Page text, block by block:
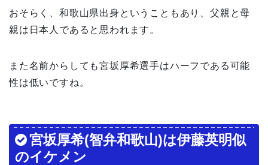
おそらく、和歌山県出身ということもあり、父親と母
親は日本人であると思われます。
また名前からしても宮坂厚希選手はハーフである可能
性は低いですね。
宮坂厚希(智弁和歌山)は伊藤英明似
のイケメン